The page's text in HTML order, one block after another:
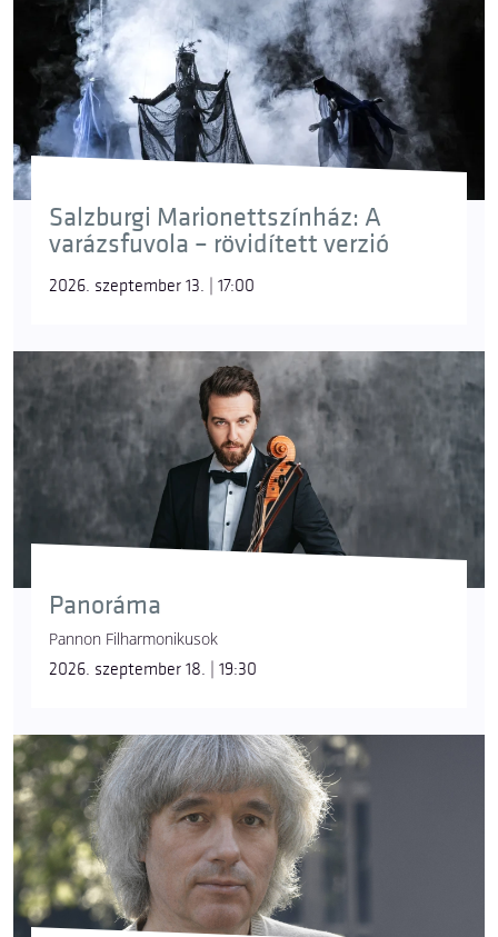
Salzburgi Marionettszínház: A
varázsfuvola – rövidített verzió
2026. szeptember 13. | 17:00
Panoráma
Pannon Filharmonikusok
2026. szeptember 18. | 19:30